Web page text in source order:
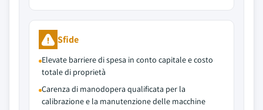
Sfide
Elevate barriere di spesa in conto capitale e costo
totale di proprietà
Carenza di manodopera qualificata per la
calibrazione e la manutenzione delle macchine